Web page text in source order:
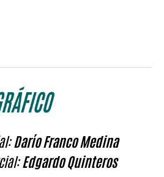
Darío Franco Medina
Edgardo Quinteros